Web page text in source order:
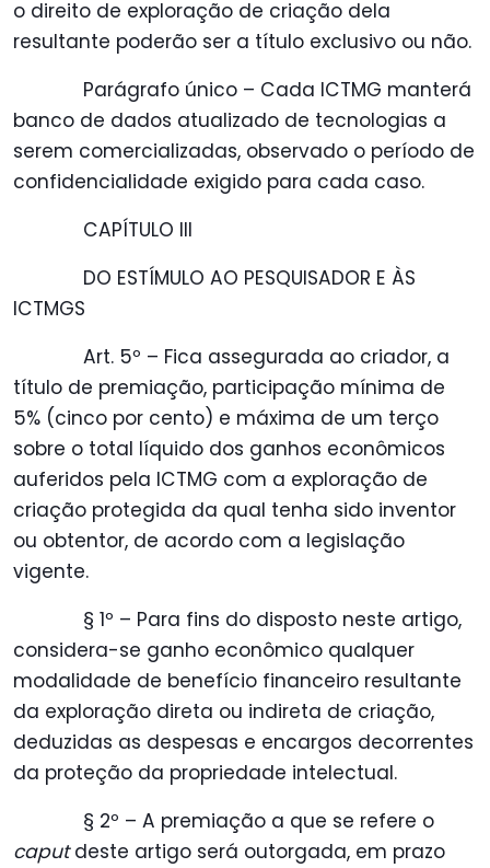
o direito de exploração de criação dela
resultante poderão ser a título exclusivo ou não.
Parágrafo único – Cada ICTMG manterá
banco de dados atualizado de tecnologias a
serem comercializadas, observado o período de
confidencialidade exigido para cada caso.
CAPÍTULO III
DO ESTÍMULO AO PESQUISADOR E ÀS
ICTMGS
Art. 5º – Fica assegurada ao criador, a
título de premiação, participação mínima de
5% (cinco por cento) e máxima de um terço
sobre o total líquido dos ganhos econômicos
auferidos pela ICTMG com a exploração de
criação protegida da qual tenha sido inventor
ou obtentor, de acordo com a legislação
vigente.
§ 1º – Para fins do disposto neste artigo,
considera-se ganho econômico qualquer
modalidade de benefício financeiro resultante
da exploração direta ou indireta de criação,
deduzidas as despesas e encargos decorrentes
da proteção da propriedade intelectual.
§ 2º – A premiação a que se refere o
caputdeste artigo será outorgada, em prazo